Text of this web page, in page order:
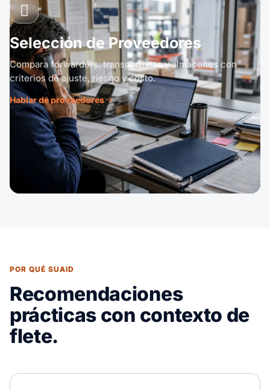
Selección de Proveedores
Compara forwarders, transportistas y almacenes con
criterios de ajuste, riesgo y costo.
Hablar de proveedores
POR QUÉ SUAID
Recomendaciones
prácticas con contexto de
flete.